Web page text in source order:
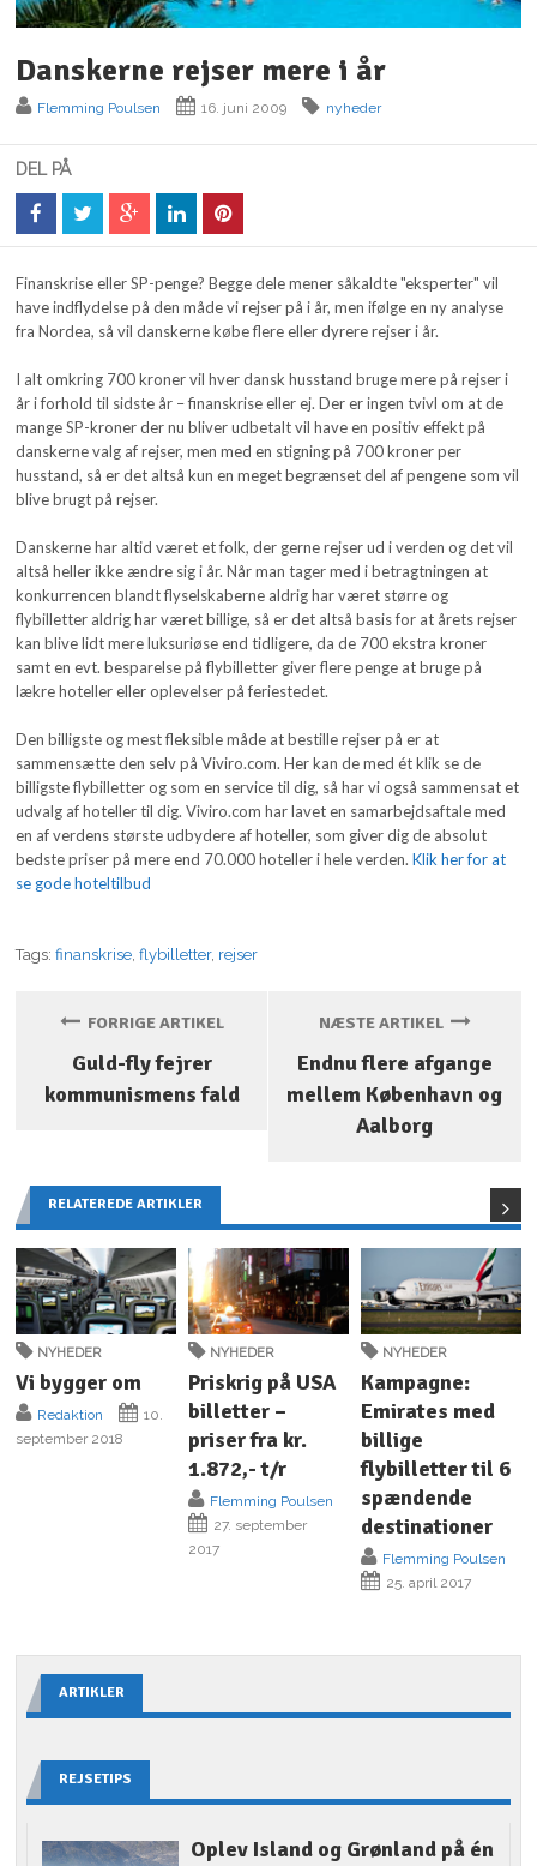
Danskerne rejser mere i år
Flemming Poulsen 16. juni 2009 nyheder
DEL PÅ
Finanskrise eller SP-penge? Begge dele mener såkaldte "eksperter" vil
have indflydelse på den måde vi rejser på i år, men ifølge en ny analyse
fra Nordea, så vil danskerne købe flere eller dyrere rejser i år.
I alt omkring 700 kroner vil hver dansk husstand bruge mere på rejser i
år i forhold til sidste år – finanskrise eller ej. Der er ingen tvivl om at de
mange SP-kroner der nu bliver udbetalt vil have en positiv effekt på
danskerne valg af rejser, men med en stigning på 700 kroner per
husstand, så er det altså kun en meget begrænset del af pengene som vil
blive brugt på rejser.
Danskerne har altid været et folk, der gerne rejser ud i verden og det vil
altså heller ikke ændre sig i år. Når man tager med i betragtningen at
konkurrencen blandt flyselskaberne aldrig har været større og
flybilletter aldrig har været billige, så er det altså basis for at årets rejser
kan blive lidt mere luksuriøse end tidligere, da de 700 ekstra kroner
samt en evt. besparelse på flybilletter giver flere penge at bruge på
lækre hoteller eller oplevelser på feriestedet.
Den billigste og mest fleksible måde at bestille rejser på er at
sammensætte den selv på Viviro.com. Her kan de med ét klik se de
billigste flybilletter og som en service til dig, så har vi også sammensat et
udvalg af hoteller til dig. Viviro.com har lavet en samarbejdsaftale med
en af verdens største udbydere af hoteller, som giver dig de absolut
bedste priser på mere end 70.000 hoteller i hele verden.Klik her for at
se gode hoteltilbud
Tags:finanskrise,flybilletter, rejser
FORRIGE ARTIKEL
Guld-fly fejrer
kommunismens fald
NÆSTE ARTIKEL
Endnu flere afgange
mellem København og
Aalborg
RELATEREDE ARTIKLER
NYHEDER
Vi bygger om
Redaktion
10.
september 2018
NYHEDER
Priskrig på USA
billetter –
priser fra kr.
1.872,- t/r
Flemming Poulsen
27. september
2017
NYHEDER
Kampagne:
Emirates med
billige
flybilletter til 6
spændende
destinationer
Flemming Poulsen
25. april 2017
ARTIKLER
REJSETIPS
Oplev Island og Grønland på én